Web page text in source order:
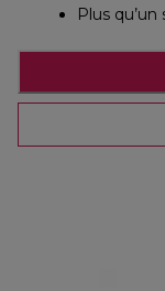
Plus